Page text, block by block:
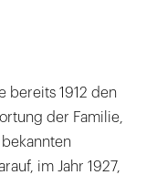
bereits 1912 den
der Familie,
im Jahr 1927,